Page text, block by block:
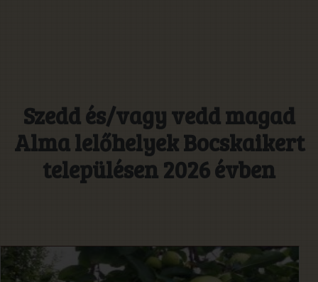
Szedd és/vagy vedd magad
Alma lelőhelyek Bocskaikert
településen 2026 évben